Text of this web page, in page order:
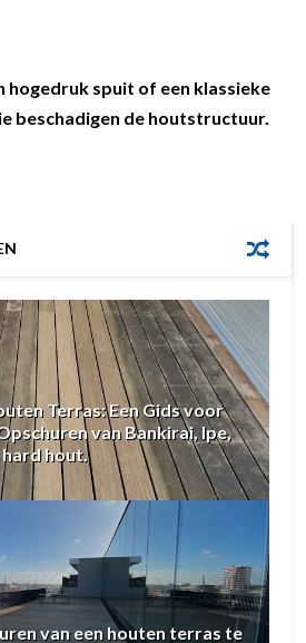
hogedruk spuit of een klassieke
beschadigen de houtstructuur.
Terras: Een Gids voor
van Bankirai, Ipe,
hout.
van een houten terras te